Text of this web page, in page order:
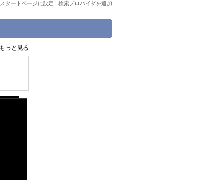
スタートページに設定 | 検索プロバイダを追加
もっと見る